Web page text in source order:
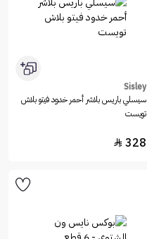
Sisley
سيسلي باريس بلاشر أحمر خدود فيتو بلاش
تويست
328
